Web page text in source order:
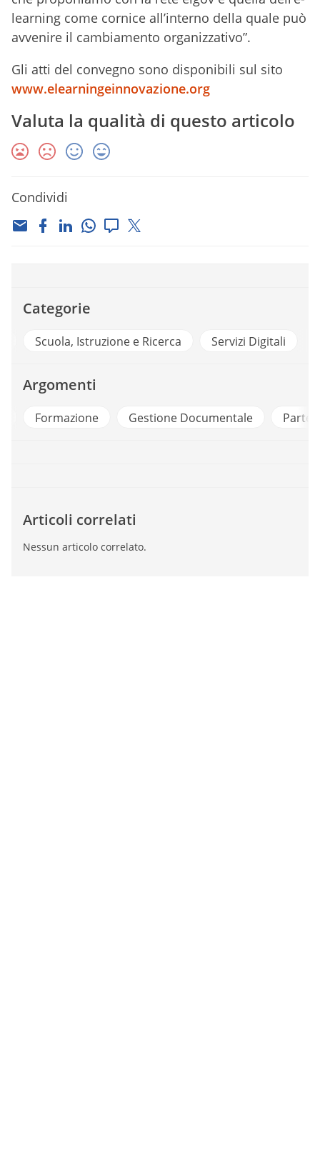
learning come cornice all’interno della quale può
avvenire il cambiamento organizzativo”.
Gli atti del convegno sono disponibili sul sito
www.elearningeinnovazione.org
Valuta la qualità di questo articolo
Condividi
Categorie
Scuola, Istruzione e Ricerca Servizi Digitali
Argomenti
Formazione Gestione Documentale
Articoli correlati
Nessun articolo correlato.